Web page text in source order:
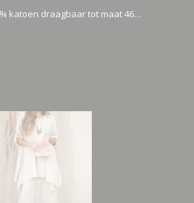
katoen draagbaar tot maat 46…